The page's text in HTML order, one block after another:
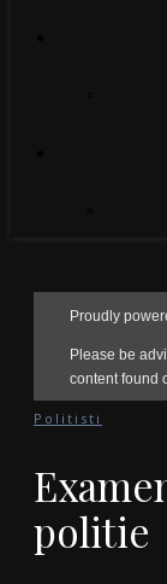
Politisti
politie